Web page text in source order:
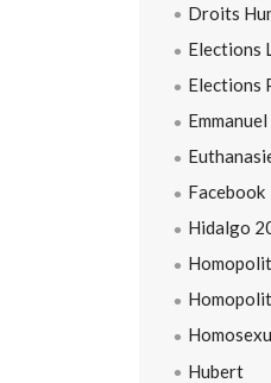
Droits
Elections
Elections
Facebook
Hidalgo
Hubert